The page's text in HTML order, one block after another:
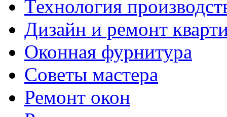
Технология
Дизайн и ремонт
Оконная фурнитура
Советы мастера
Ремонт окон